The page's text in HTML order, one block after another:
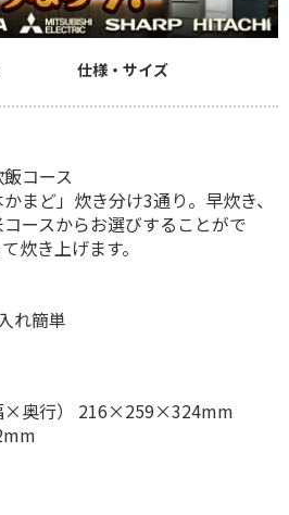
仕様・サイズ
コース
まど」炊き分け3通り。早炊き、
ースからお選びすることがで
炊き上げます。
れ簡単
×奥行） 216×259×324mm